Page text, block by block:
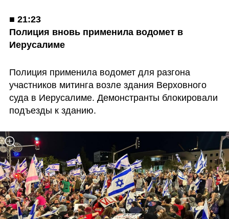
■ 21:23
Полиция вновь применила водомет в
Иерусалиме
Полиция применила водомет для разгона
участников митинга возле здания Верховного
суда в Иерусалиме. Демонстранты блокировали
подъезды к зданию.